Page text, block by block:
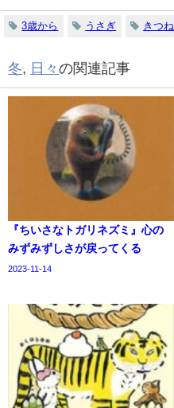
3歳から うさぎ きつね
冬, 日々 の関連記事
『ちいさなトガリネズミ』心の
みずみずしさが戻ってくる
2023-11-14